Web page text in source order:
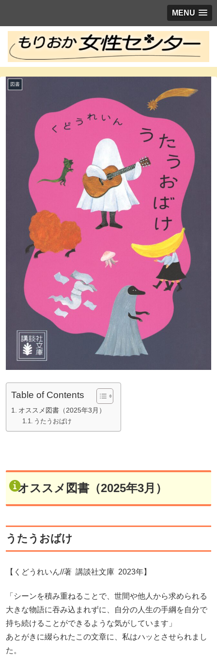
MENU
図書
Table of Contents
オススメ図書（2025年3月）
うたうおばけ
オススメ図書（2025年3月）
うたうおばけ
【くどうれいん//著 講談社文庫 2023年】
「シーンを積み重ねることで、世間や他人から求められる
大きな物語に吞み込まれずに、自分の人生の手綱を自分で
持ち続けることができるような気がしています」
あとがきに綴られたこの文章に、私はハッとさせられまし
た。